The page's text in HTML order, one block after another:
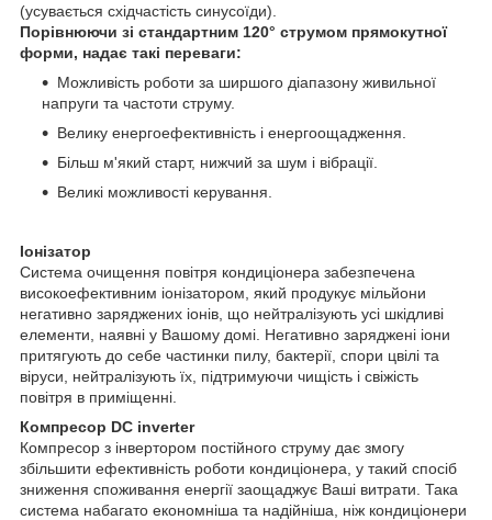
(усувається східчастість синусоїди).
Порівнюючи зі стандартним 120° струмом прямокутної
форми, надає такі переваги:
Можливість роботи за ширшого діапазону живильної
напруги та частоти струму.
Велику енергоефективність і енергоощадження.
Більш м'який старт, нижчий за шум і вібрації.
Великі можливості керування.
Іонізатор
Система очищення повітря кондиціонера забезпечена
високоефективним іонізатором, який продукує мільйони
негативно заряджених іонів, що нейтралізують усі шкідливі
елементи, наявні у Вашому домі. Негативно заряджені іони
притягують до себе частинки пилу, бактерії, спори цвілі та
віруси, нейтралізують їх, підтримуючи чищість і свіжість
повітря в приміщенні.
Компресор DC inverter
Компресор з інвертором постійного струму дає змогу
збільшити ефективність роботи кондиціонера, у такий спосіб
зниження споживання енергії заощаджує Ваші витрати. Така
система набагато економніша та надійніша, ніж кондиціонери